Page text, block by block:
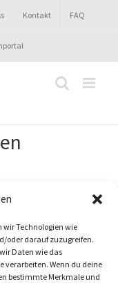
wir Technologien wie
oder darauf zuzugreifen.
Daten wie das
verarbeiten. Wenn du deine
bestimmte Merkmale und
Kontakt FAQ